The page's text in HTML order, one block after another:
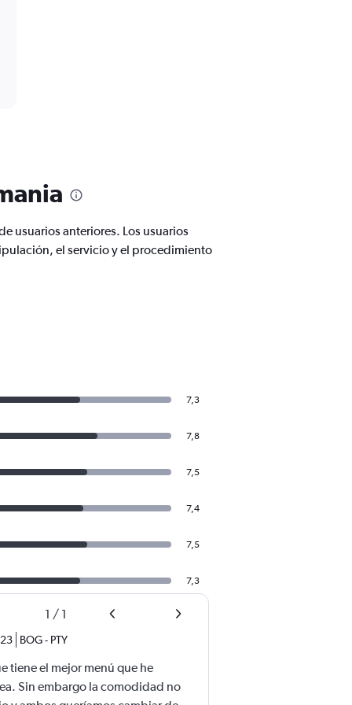
usuarios anteriores. Los usuarios
el servicio y el procedimiento
7,3
7,8
7,5
7,4
7,5
7,3
1 / 1
BOG- PTY
tiene el mejor menú que he
Sin embargo la comodidad no